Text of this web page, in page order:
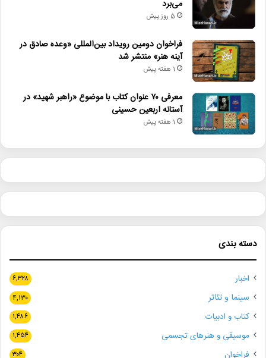
می‌برد
5 روز پیش
فراخوان دومین رویداد بین‌المللی «وعده صادق در
آینه هنر» منتشر شد
1 هفته پیش
معرفی ۷۰ عنوان کتاب با موضوع «راهبر شهید» در
آستانه اربعین حسینی
1 هفته پیش
دسته بندی
اخبار ۶,۳۲۸
سینما و تئاتر ۴,۱۳۰
کتاب و ادبیات ۱,۴۸۶
موسیقی و هنرهای تجسمی ۱,۴۵۴
فراخوان ۳۰۴